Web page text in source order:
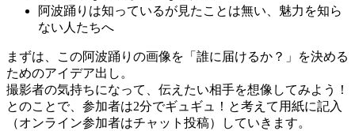
阿波踊りは知っているが見たことは無い、魅力を知ら
ない人たちへ
まずは、この阿波踊りの画像を「誰に届けるか？」を決める
ためのアイデア出し。
撮影者の気持ちになって、伝えたい相手を想像してみよう！
とのことで、参加者は2分でギュギュ！と考えて用紙に記入
（オンライン参加者はチャット投稿）していきます。